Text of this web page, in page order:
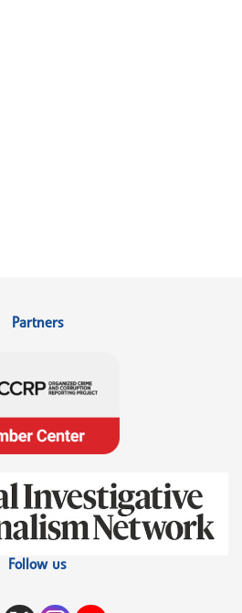
Partners
Follow us